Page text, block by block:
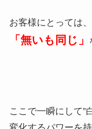
お客様にとっては、
「無いも同じ」
ここで一瞬にして”